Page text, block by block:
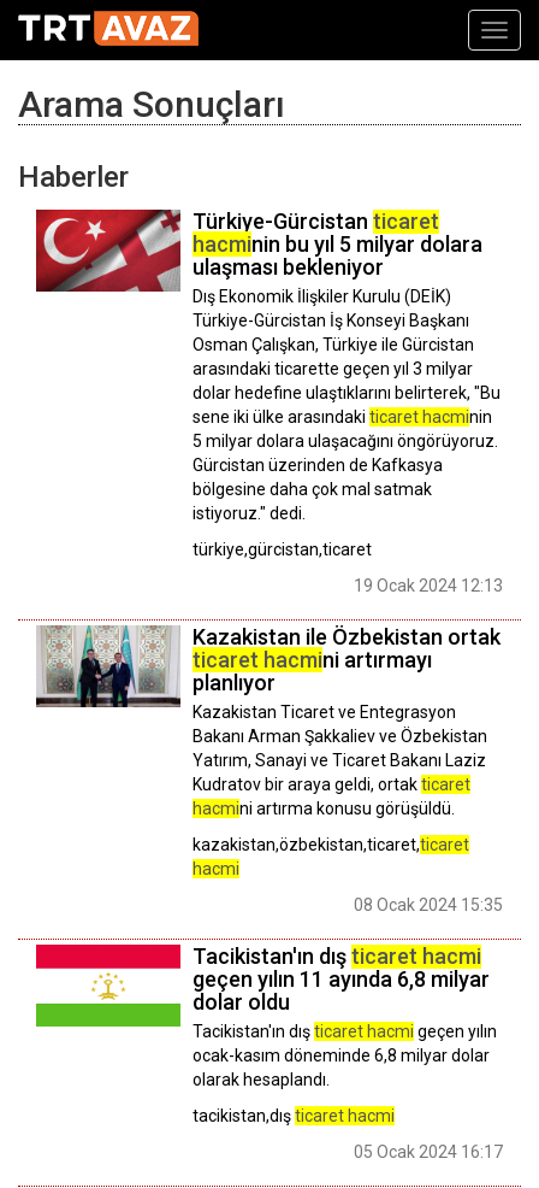
Arama Sonuçları
Haberler
Türkiye-Gürcistan ticaret
hacminin bu yıl 5 milyar dolara
ulaşması bekleniyor
Dış Ekonomik İlişkiler Kurulu (DEİK)
Türkiye-Gürcistan İş Konseyi Başkanı
Osman Çalışkan, Türkiye ile Gürcistan
arasındaki ticarette geçen yıl 3 milyar
dolar hedefine ulaştıklarını belirterek, "Bu
sene iki ülke arasındaki ticaret hacminin
5 milyar dolara ulaşacağını öngörüyoruz.
Gürcistan üzerinden de Kafkasya
bölgesine daha çok mal satmak
istiyoruz." dedi.
türkiye,gürcistan,ticaret
19 Ocak 2024 12:13
Kazakistan ile Özbekistan ortak
ticaret hacmini artırmayı
planlıyor
Kazakistan Ticaret ve Entegrasyon
Bakanı Arman Şakkaliev ve Özbekistan
Yatırım, Sanayi ve Ticaret Bakanı Laziz
Kudratov bir araya geldi, ortakticaret
hacmini artırma konusu görüşüldü.
kazakistan,özbekistan,ticaret,ticaret
hacmi
08 Ocak 2024 15:35
Tacikistan'ın dışticaret hacmi
geçen yılın 11 ayında 6,8 milyar
dolar oldu
Tacikistan'ın dışticaret hacmi geçen yılın
ocak-kasım döneminde 6,8 milyar dolar
olarak hesaplandı.
tacikistan,dışticaret hacmi
05 Ocak 2024 16:17